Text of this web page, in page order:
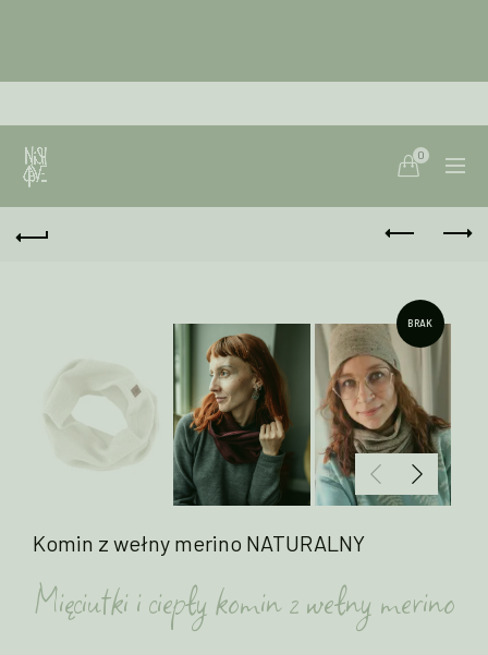
0
BRAK
Komin z wełny merino NATURALNY
Mięciutki i ciepły komin z wełny merino